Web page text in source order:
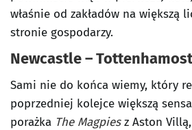
właśnie od zakładów na większą
stronie gospodarzy.
Newcastle –
Sami nie do końca wiemy, który
poprzedniej kolejce większą
porażka The Magpiesz Aston